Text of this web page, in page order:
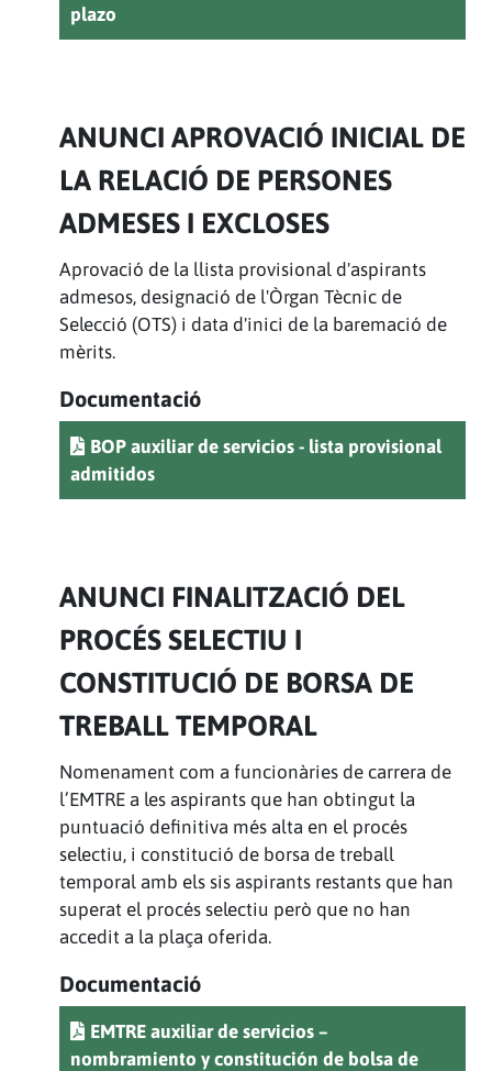
plazo
ANUNCI APROVACIÓ INICIAL DE
LA RELACIÓ DE PERSONES
ADMESES I EXCLOSES
Aprovació de la llista provisional d'aspirants
admesos, designació de l'Òrgan Tècnic de
Selecció (OTS) i data d'inici de la baremació de
mèrits.
Documentació
BOP auxiliar de servicios - lista provisional
admitidos
ANUNCI FINALITZACIÓ DEL
PROCÉS SELECTIU I
CONSTITUCIÓ DE BORSA DE
TREBALL TEMPORAL
Nomenament com a funcionàries de carrera de
l’EMTRE a les aspirants que han obtingut la
puntuació definitiva més alta en el procés
selectiu, i constitució de borsa de treball
temporal amb els sis aspirants restants que han
superat el procés selectiu però que no han
accedit a la plaça oferida.
Documentació
EMTRE auxiliar de servicios –
nombramiento y constitución de bolsa de